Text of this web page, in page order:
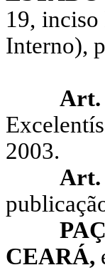
19, inciso
Interno),
2003.
Art.
CEARÁ,